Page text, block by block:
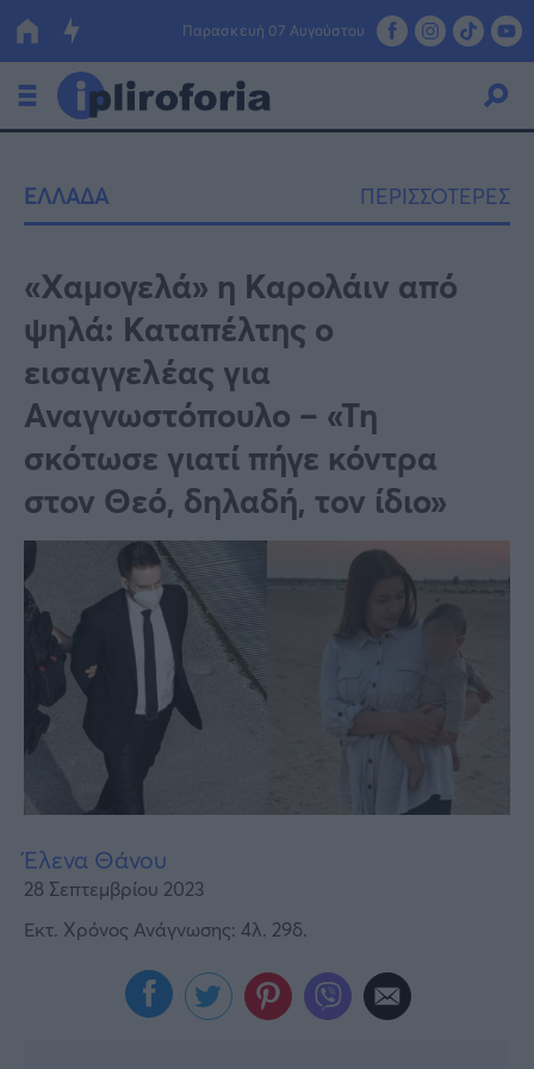
Παρασκευή 07 Αυγούστου
Οικονομία
Πολιτική
Τράπεζες
Επιδοτήσεις
ΕΣΠΑ
Κόσμος
Lifestyle
Αθλητικά
Υγεία
Γυναίκα
Καιρός
ΕΛΛΑΔΑ ΠΕΡΙΣΣΟΤΕΡΕΣ
«Χαμογελά» η Καρολάιν από
ψηλά: Καταπέλτης ο
εισαγγελέας για
Αναγνωστόπουλο – «Τη
σκότωσε γιατί πήγε κόντρα
στον Θεό, δηλαδή, τον ίδιο»
Έλενα Θάνου
28 Σεπτεμβρίου 2023
Εκτ. Χρόνος Ανάγνωσης: 4λ. 29δ.